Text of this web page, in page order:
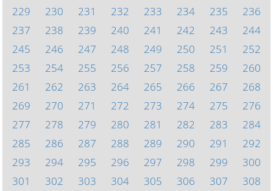
229
230 231 232 233 234 235
236
237
238 239 240 241 242 243
244
245
246 247 248 249 250 251
252
253
254 255 256 257 258 259
260
261
262 263 264 265 266 267
268
269
270 271 272 273 274 275
276
277
278 279 280 281 282 283
284
285
286 287 288 289 290 291
292
293
294 295 296 297 298 299
300
301
302 303 304 305 306 307
308